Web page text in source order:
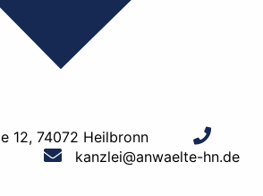
12, 74072 Heilbronn
kanzlei@anwaelte-hn.de